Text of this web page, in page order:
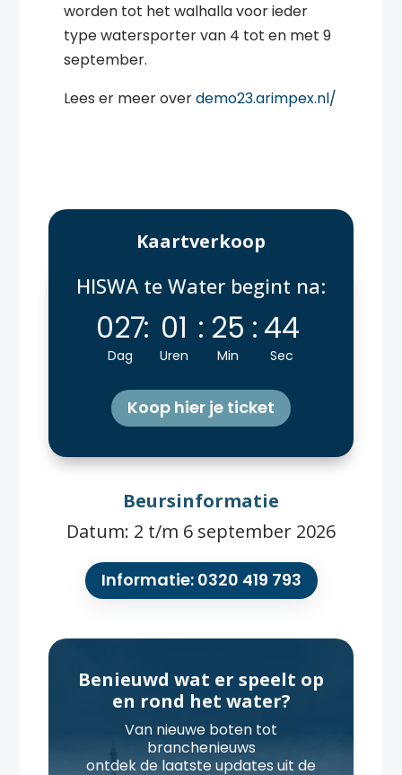
worden tot het walhalla voor ieder
type watersporter van 4 tot en met 9
september.
Lees er meer overdemo23.arimpex.nl/
Kaartverkoop
HISWA te Water begint na:
027
Dag
: 01
Uren
: 25
Min
: 43
Sec
Koop hier je ticket
Beursinformatie
Datum: 2 t/m 6 september 2026
Informatie: 0320 419 793
Benieuwd wat er speelt op
en rond het water?
Van nieuwe boten tot
branchenieuws
ontdek de laatste updates uit de